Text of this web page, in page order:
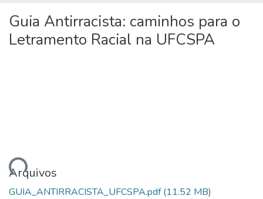
Estatísticas
Autoarquivamento
Guia Antirracista: caminhos para o
Letramento Racial na UFCSPA
Arquivos
GUIA_ANTIRRACISTA_UFCSPA.pdf(11.52 MB)